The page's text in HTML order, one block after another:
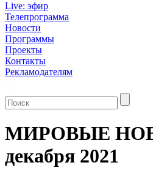
Live: эфир
Телепрограмма
Новости
Программы
Проекты
Контакты
Рекламодателям
МИРОВЫЕ
декабря 2021